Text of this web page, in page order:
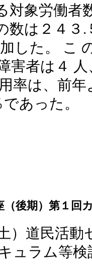
対象労働者
数は２４３
した。 こ
害者は４
率は、前
あった。
後期）第１回
）道民活動
ュラム等